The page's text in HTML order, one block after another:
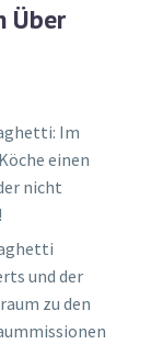
Über
Im
einen
nicht
und der
zu den